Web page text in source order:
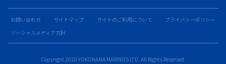
お問い合わせ サイトマップ サイトのご利用について
プライバシーポリシー
ソーシャルメディア方針
Copyright 2020 YOKOHAMA MARINOS LTD. All Rights Reserved.